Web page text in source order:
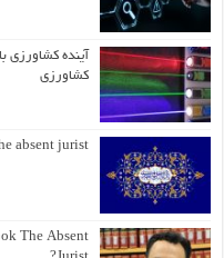
آینده کشاورزی
کشاورزی
absent jurist
The Absent